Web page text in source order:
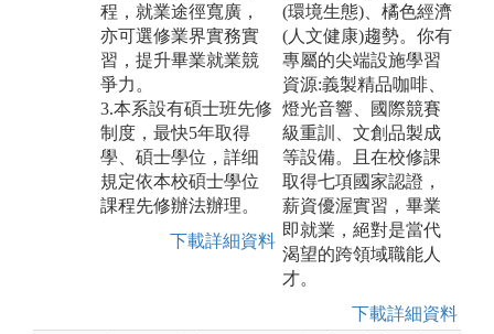
程，就業途徑寬廣，
亦可選修業界實務實
習，提升畢業就業競
爭力。
3.本系設有碩士班先修
制度，最快5年取得
學、碩士學位，詳细
規定依本校碩士學位
課程先修辦法辦理。
下載詳細資料
(環境生態)、橘色經濟
(人文健康)趨勢。你有
專屬的尖端設施學習
資源:義製精品咖啡、
燈光音響、國際競賽
級重訓、文創品製成
等設備。且在校修課
取得七項國家認證，
薪資優渥實習，畢業
即就業，絕對是當代
渴望的跨領域職能人
才。
下載詳細資料